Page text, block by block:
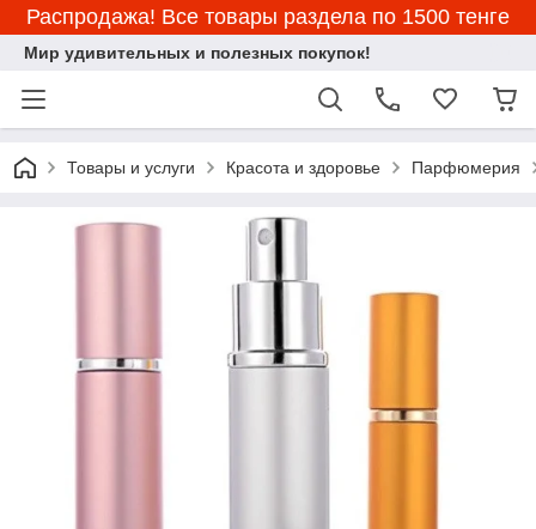
Распродажа! Все товары раздела по 1500 тенге
Мир удивительных и полезных покупок!
Товары и услуги Красота и здоровье Парфюмерия